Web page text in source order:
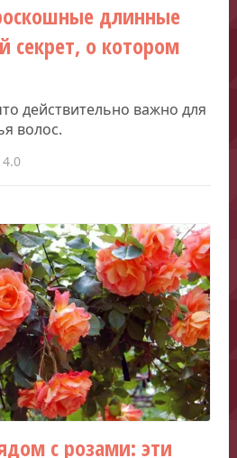
длинные
секрет, о котором
действительно важно для
волос.
4.0
с розами: эти